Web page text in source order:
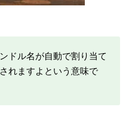
ドル名が自動で割り当て
れますよという意味で